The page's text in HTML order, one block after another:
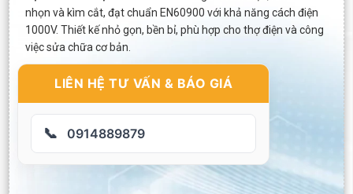
nhọn và kìm cắt, đạt chuẩn EN60900 với khả năng cách điện
1000V. Thiết kế nhỏ gọn, bền bỉ, phù hợp cho thợ điện và công
việc sửa chữa cơ bản.
LIÊN HỆ TƯ VẤN & BÁO GIÁ
📞 0914889879